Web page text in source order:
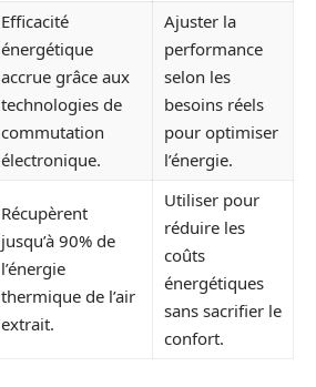
Efficacité
énergétique
accrue grâce aux
technologies de
commutation
électronique.
Ajuster la
performance
selon les
besoins réels
pour optimiser
l’énergie.
Récupèrent
jusqu’à 90% de
l’énergie
thermique de l’air
extrait.
Utiliser pour
réduire les
coûts
énergétiques
sans sacrifier le
confort.